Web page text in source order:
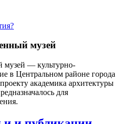
музей
музей — культурно-
в Центральном районе города
академика архитектуры
для